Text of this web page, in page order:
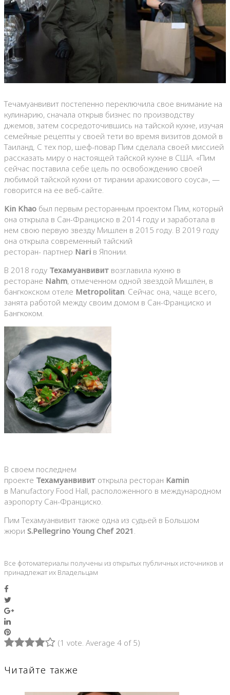
Течамуанвивит постепенно переключила свое внимание на
кулинарию, сначала открыв бизнес по производству
джемов, затем сосредоточившись на тайской кухне, изучая
семейные рецепты у своей тети во время визитов домой в
Таиланд. С тех пор, шеф-повар Пим сделала своей миссией
рассказать миру о настоящей тайской кухне в США. «Пим
сейчас поставила себе цель по освобождению своей
любимой тайской кухни от тирании арахисового соуса», —
говорится на ее веб-сайте.
Kin Khao был первым ресторанным проектом Пим, который
она открыла в Сан-Франциско в 2014 году и заработала в
нем свою первую звезду Мишлен в 2015 году. В 2019 году
она открыла современный тайский
ресторан- партнер Nari в Японии.
В 2018 году Техамуанвивит возглавила кухню в
ресторане Nahm, отмеченном одной звездой Мишлен, в
бангкокском отеле Metropolitan . Сейчас она, чаще всего,
занята работой между своим домом в Сан-Франциско и
Бангкоком.
В своем последнем
проекте Техамуанвивит открыла ресторан Kamin
в Manufactory Food Hall, расположенного в международном
аэропорту Сан-Франциско.
Пим Техамуанвивит также одна из судьей в Большом
жюри S.Pellegrino Young Chef 2021 .
Все фотоматериалы получены из открытых публичных источников и
принадлежат их Владельцам
Google+
LinkedIn
Pinterest
(1 vote. Average 4 of 5)
Читайте также